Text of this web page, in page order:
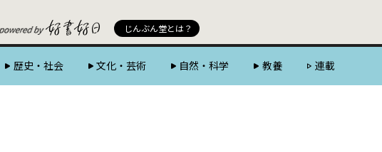
じんぶん堂とは？
歴史・社会 文化・芸術 自然・科学 教養 連載